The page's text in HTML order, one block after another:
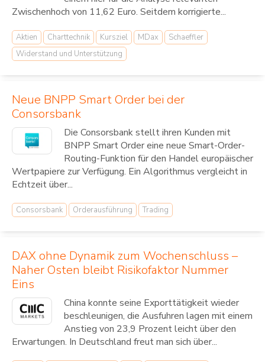
Zwischenhoch von 11,62 Euro. Seitdem korrigierte...
Aktien Charttechnik Kursziel MDax
Schaeffler
Widerstand und Unterstützung
Neue BNPP Smart Order bei der
Consorsbank
Die Consorsbank stellt ihren Kunden mit
BNPP Smart Order eine neue Smart-Order-
Routing-Funktion für den Handel europäischer
Wertpapiere zur Verfügung. Ein Algorithmus vergleicht in
Echtzeit über...
Consorsbank Orderausführung Trading
DAX ohne Dynamik zum Wochenschluss –
Naher Osten bleibt Risikofaktor Nummer
Eins
China konnte seine Exporttätigkeit wieder
beschleunigen, die Ausfuhren lagen mit einem
Anstieg von 23,9 Prozent leicht über den
Erwartungen. In Deutschland freut man sich über...